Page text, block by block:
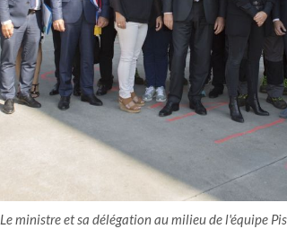
Le ministre et sa délégation au milieu de l'équipe